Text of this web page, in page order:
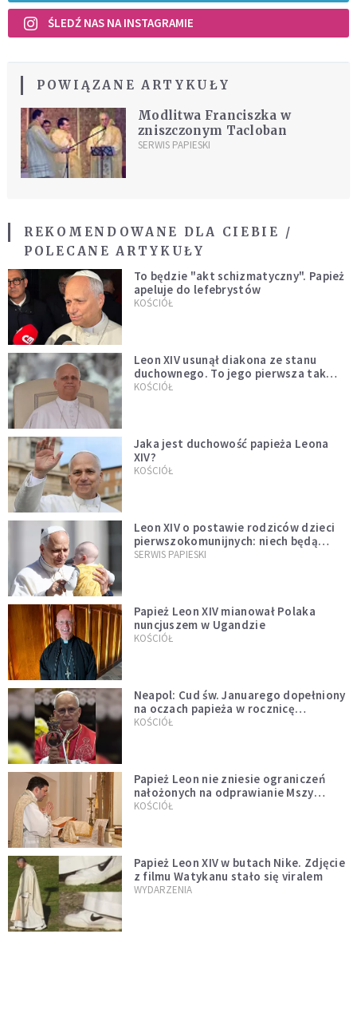
ŚLEDŹ NAS NA INSTAGRAMIE
POWIĄZANE ARTYKUŁY
Modlitwa Franciszka w
zniszczonym Tacloban
SERWIS PAPIESKI
REKOMENDOWANE DLA CIEBIE /
POLECANE ARTYKUŁY
To będzie "akt schizmatyczny". Papież
apeluje do lefebrystów
KOŚCIÓŁ
Leon XIV usunął diakona ze stanu
duchownego. To jego pierwsza tak
bezprecedensowa decyzja
KOŚCIÓŁ
Jaka jest duchowość papieża Leona
XIV?
KOŚCIÓŁ
Leon XIV o postawie rodziców dzieci
pierwszokomunijnych: niech będą
przykładem
SERWIS PAPIESKI
Papież Leon XIV mianował Polaka
nuncjuszem w Ugandzie
KOŚCIÓŁ
Neapol: Cud św. Januarego dopełniony
na oczach papieża w rocznicę
pontyfikatu!
KOŚCIÓŁ
Papież Leon nie zniesie ograniczeń
nałożonych na odprawianie Mszy
trydenckiej. „Traditionis custodes”
KOŚCIÓŁ
Papież Leon XIV w butach Nike. Zdjęcie
z filmu Watykanu stało się viralem
WYDARZENIA